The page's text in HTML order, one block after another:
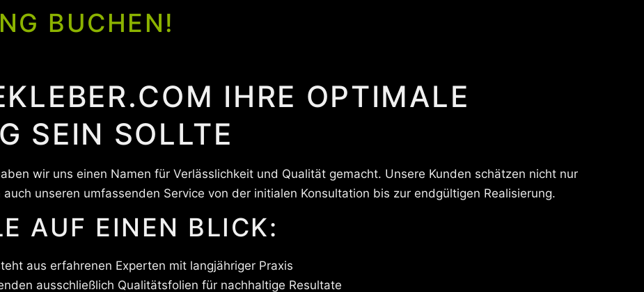
BUCHEN!
IHRE OPTIMALE
SEIN SOLLTE
wir uns einen Namen für Verlässlichkeit und Qualität gemacht. Unsere Kunden schätzen nicht nur
unseren umfassenden Service von der initialen Konsultation bis zur endgültigen Realisierung.
AUF EINEN BLICK:
aus erfahrenen Experten mit langjähriger Praxis
ausschließlich Qualitätsfolien für nachhaltige Resultate